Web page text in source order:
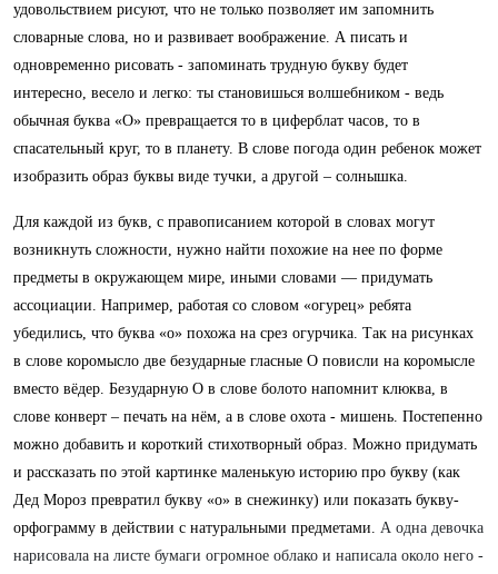
удовольствием рисуют, что не только позволяет им запомнить
словарные слова, но и развивает воображение. А писать и
одновременно рисовать - запоминать трудную букву будет
интересно, весело и легко: ты становишься волшебником - ведь
обычная буква «О» превращается то в циферблат часов, то в
спасательный круг, то в планету. В слове погода один ребенок может
изобразить образ буквы виде тучки, а другой – солнышка.
Для каждой из букв, с правописанием которой в словах могут
возникнуть сложности, нужно найти похожие на нее по форме
предметы в окружающем мире, иными словами — придумать
ассоциации. Например, работая со словом «огурец» ребята
убедились, что буква «о» похожа на срез огурчика. Так на рисунках
в слове коромысло две безударные гласные О повисли на коромысле
вместо вёдер. Безударную О в слове болото напомнит клюква, в
слове конверт – печать на нём, а в слове охота - мишень. Постепенно
можно добавить и короткий стихотворный образ. Можно придумать
и рассказать по этой картинке маленькую историю про букву (как
Дед Мороз превратил букву «о» в снежинку) или показать букву-
орфограмму в действии с натуральными предметами. А одна девочка
нарисовала на листе бумаги огромное облако и написала около него -